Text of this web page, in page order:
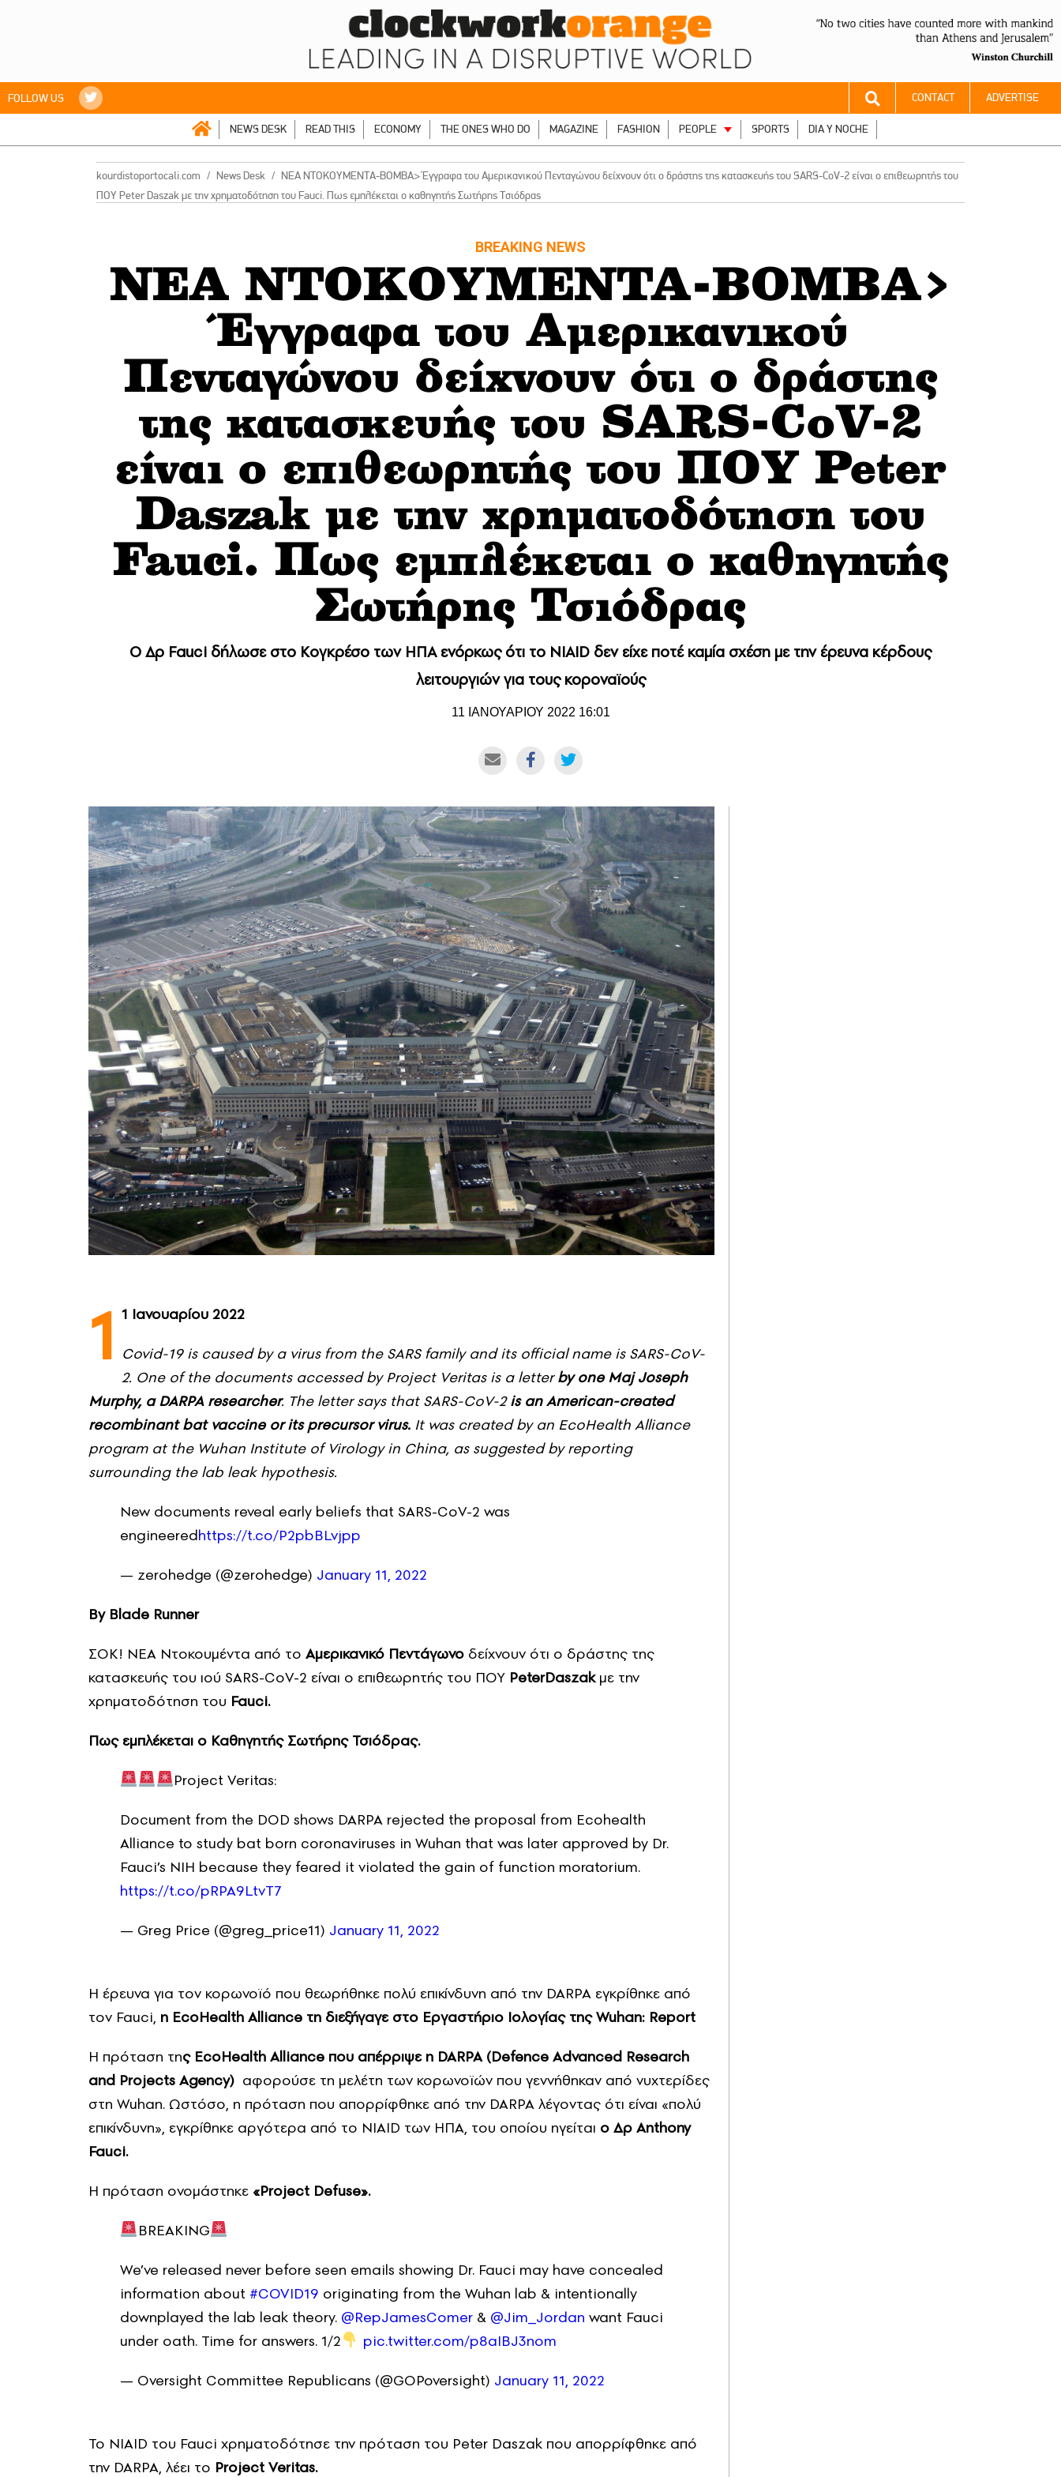
FOLLOW US CONTACT ADVERTISE
NEWS DESK READ THIS ECONOMY THE ONES WHO DO MAGAZINE FASHION PEOPLE SPORTS DIA Y NOCHE
kourdistoportocali.com News Desk
ΝΕΑ NTOΚΟΥΜΕΝΤΑ-ΒΟΜΒΑ> Έγγραφα του Αμερικανικού Πενταγώνου δείχνουν ότι ο δράστης της κατασκευής του SARS-CoV-2 είναι ο επιθεωρητής του
ΠΟΥ Peter Daszak με την χρηματοδότηση του Fauci. Πως εμπλέκεται ο καθηγητής Σωτήρης Τσιόδρας
BREAKING NEWS
ΝΕΑ NTOΚΟΥΜΕΝΤΑ-ΒΟΜΒΑ>
Έγγραφα του Αμερικανικού
Πενταγώνου δείχνουν ότι ο δράστης
της κατασκευής του SARS-CoV-2
είναι ο επιθεωρητής του ΠΟΥ Peter
Daszak με την χρηματοδότηση του
Fauci. Πως εμπλέκεται ο καθηγητής
Σωτήρης Τσιόδρας
Ο Δρ Fauci δήλωσε στο Κογκρέσο των ΗΠΑ ενόρκως ότι το NIAID δεν είχε ποτέ καμία σχέση με την έρευνα κέρδους
λειτουργιών για τους κοροναϊούς
11 ΙΑΝΟΥΑΡΙΟΥ 2022 16:01
1 1 Ιανουαρίου 2022
Covid-19 is caused by a virus from the SARS family and its official name is SARS-CoV-
2. One of the documents accessed by Project Veritas is a letterby one Maj Joseph
Murphy, a DARPA researcher. The letter says that SARS-CoV-2is an American-created
recombinant bat vaccine or its precursor virus. It was created by an EcoHealth Alliance
program at the Wuhan Institute of Virology in China, as suggested by reporting
surrounding the lab leak hypothesis.
New documents reveal early beliefs that SARS-CoV-2 was
engineeredhttps://t.co/P2pbBLvjpp
— zerohedge (@zerohedge) January 11, 2022
By Blade Runner
ΣΟΚ! ΝΕΑ Ντοκουμέντα από το Αμερικανικό Πεντάγωνο δείχνουν ότι ο δράστης της
κατασκευής του ιού SARS-CoV-2 είναι ο επιθεωρητής του ΠΟΥ PeterDaszakμε την
χρηματοδότηση του Fauci.
Πως εμπλέκεται ο Καθηγητής Σωτήρης Τσιόδρας.
Project Veritas:
Document from the DOD shows DARPA rejected the proposal from Ecohealth
Alliance to study bat born coronaviruses in Wuhan that was later approved by Dr.
Fauci’s NIH because they feared it violated the gain of function moratorium.
https://t.co/pRPA9LtvT7
— Greg Price (@greg_price11) January 11, 2022
Η έρευνα για τον κορωνοϊό που θεωρήθηκε πολύ επικίνδυνη από την DARPA εγκρίθηκε από
τον Fauci, η EcoHealth Alliance τη διεξήγαγε στο Εργαστήριο Ιολογίας της Wuhan: Report
Η πρόταση της EcoHealth Alliance που απέρριψε η DARPA (Defence Advanced Research
and Projects Agency) αφορούσε τη μελέτη των κορωνοϊών που γεννήθηκαν από νυχτερίδες
στη Wuhan. Ωστόσο, η πρόταση που απορρίφθηκε από την DARPA λέγοντας ότι είναι «πολύ
επικίνδυνη», εγκρίθηκε αργότερα από το NIAID των ΗΠΑ, του οποίου ηγείται ο Δρ Anthony
Fauci.
Η πρόταση ονομάστηκε «Project Defuse».
BREAKING
We’ve released never before seen emails showing Dr. Fauci may have concealed
information about #COVID19 originating from the Wuhan lab & intentionally
downplayed the lab leak theory. @RepJamesComer & @Jim_Jordan want Fauci
under oath. Time for answers. 1/2
pic.twitter.com/p8aIBJ3nom
— Oversight Committee Republicans (@GOPoversight) January 11, 2022
Το NIAID του Fauci χρηματοδότησε την πρόταση του Peter Daszak που απορρίφθηκε από
την DARPA, λέει το Project Veritas.